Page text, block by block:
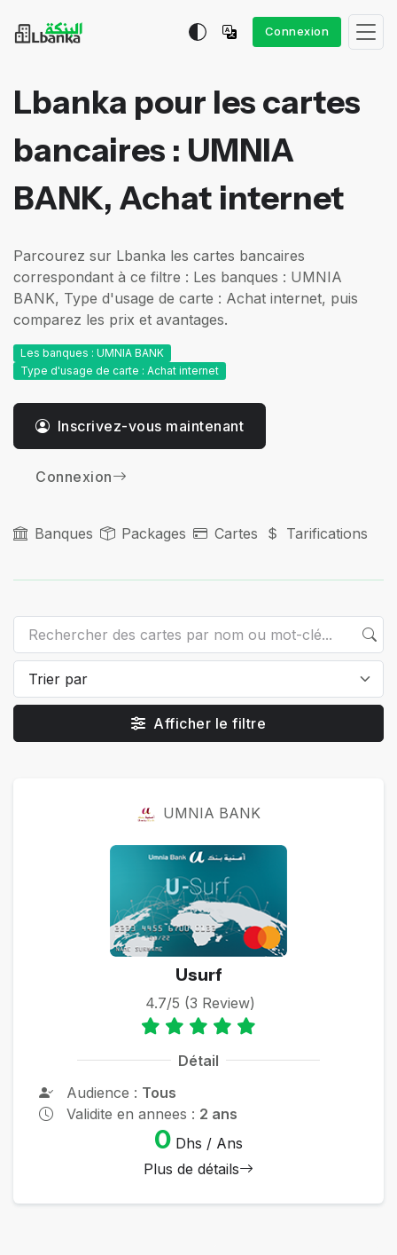
Connexion
Lbanka pour les cartes
bancaires : UMNIA
BANK, Achat internet
Parcourez sur Lbanka les cartes bancaires
correspondant à ce filtre : Les banques : UMNIA
BANK, Type d'usage de carte : Achat internet, puis
comparez les prix et avantages.
Les banques : UMNIA BANK
Type d'usage de carte : Achat internet
Inscrivez-vous maintenant
Connexion
Banques Packages Cartes Tarifications
Afficher le filtre
UMNIA BANK
Usurf
4.7/5 (3 Review)
Détail
Audience : Tous
Validite en annees : 2 ans
0 Dhs / Ans
Plus de détails